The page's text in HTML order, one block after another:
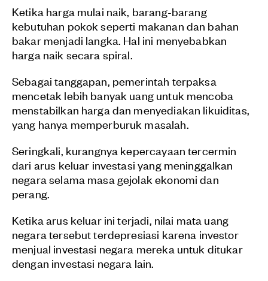
Ketika harga mulai naik, barang-barang
kebutuhan pokok seperti makanan dan bahan
bakar menjadi langka. Hal ini menyebabkan
harga naik secara spiral.
Sebagai tanggapan, pemerintah terpaksa
mencetak lebih banyak uang untuk mencoba
menstabilkan harga dan menyediakan likuiditas,
yang hanya memperburuk masalah.
Seringkali, kurangnya kepercayaan tercermin
dari arus keluar investasi yang meninggalkan
negara selama masa gejolak ekonomi dan
perang.
Ketika arus keluar ini terjadi, nilai mata uang
negara tersebut terdepresiasi karena investor
menjual investasi negara mereka untuk ditukar
dengan investasi negara lain.